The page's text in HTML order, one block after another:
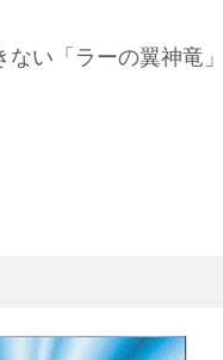
い「ラーの翼神竜